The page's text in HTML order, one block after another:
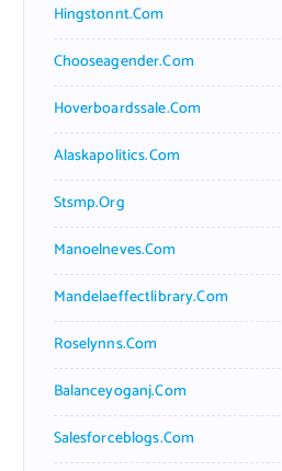
Hingstonnt.com
Chooseagender.com
Hoverboardssale.com
Alaskapolitics.com
Stsmp.org
Manoelneves.com
Mandelaeffectlibrary.com
Roselynns.com
Balanceyoganj.com
Salesforceblogs.com